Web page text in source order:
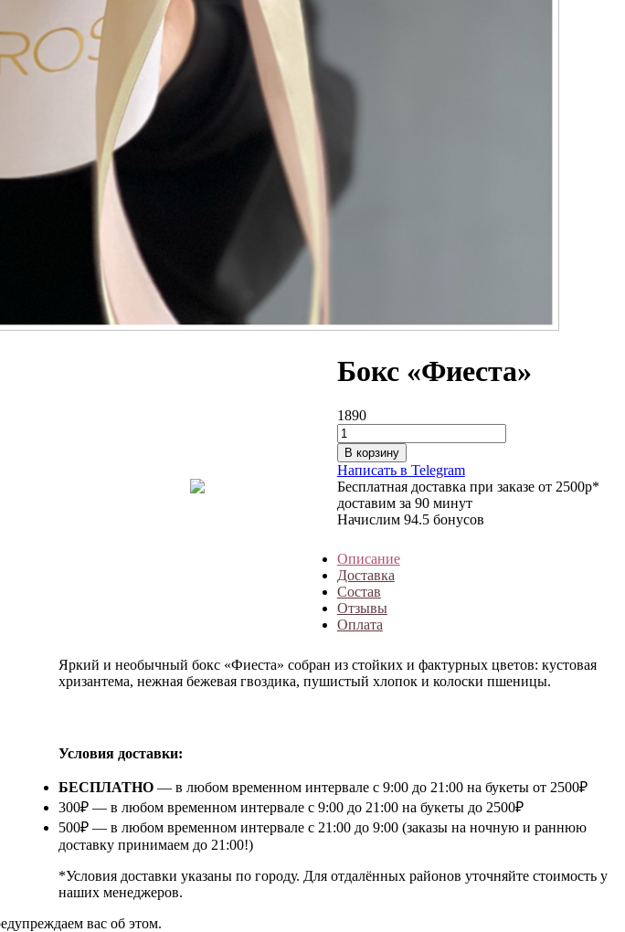
Бокс «Фиеста»
1890
В корзину
Написать в Telegram
Бесплатная доставка при заказе от 2500р*
доставим за 90 минут
Начислим 94.5 бонусов
Описание
Доставка
Состав
Отзывы
Оплата
Яркий и необычный бокс «Фиеста» собран из стойких и фактурных цветов: кустовая
хризантема, нежная бежевая гвоздика, пушистый хлопок и колоски пшеницы.
Условия доставки:
БЕСПЛАТНО — в любом временном интервале с 9:00 до 21:00 на букеты от 2500₽
300₽ — в любом временном интервале с 9:00 до 21:00 на букеты до 2500₽
500₽ — в любом временном интервале с 21:00 до 9:00 (заказы на ночную и раннюю
доставку принимаем до 21:00!)
*Условия доставки указаны по городу. Для отдалённых районов уточняйте стоимость у
наших менеджеров.
вас об этом.